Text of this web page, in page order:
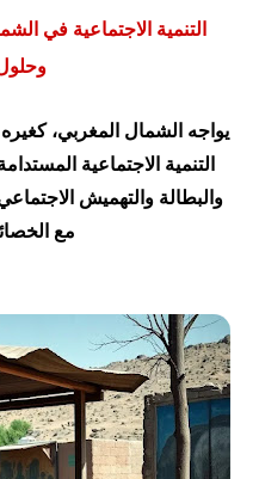
التنمية الاجتماعية في
يواجه الشمال المغربي،
التنمية الاجتماعية
والبطالة والتهميش
مع